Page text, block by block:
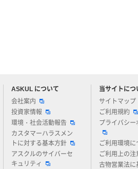
ASKUL について
会社案内
投資家情報
環境・社会活動報告
カスタマーハラスメン
トに対する基本方針
アスクルのサイバーセ
キュリティ
当サイトにつ
サイトマップ
ご利用規約
プライバシー
ご利用環境に
ご利用上の注
古物営業法に
アスクルについてお気軽にご質問ください